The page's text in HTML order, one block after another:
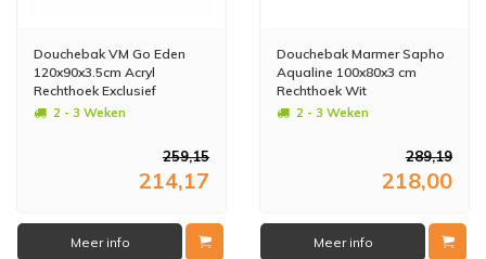
Douchebak VM Go Eden
120x90x3.5cm Acryl
Rechthoek Exclusief
Potenset
2 - 3 Weken
259,15
214,17
Meer info
Douchebak Marmer Sapho
Aqualine 100x80x3 cm
Rechthoek Wit
2 - 3 Weken
289,19
218,00
Meer info